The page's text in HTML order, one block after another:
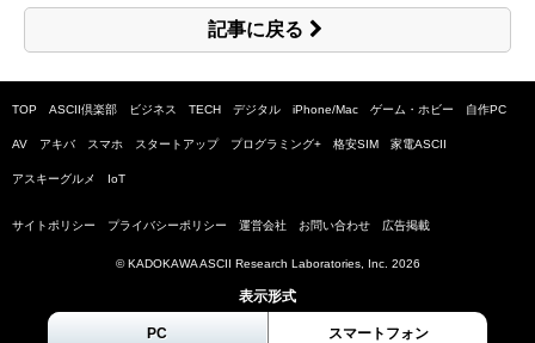
記事に戻る
TOP ASCII倶楽部 ビジネス TECH デジタル iPhone/Mac ゲーム・ホビー 自作PC
AV アキバ スマホ スタートアップ プログラミング+ 格安SIM 家電ASCII
アスキーグルメ IoT
サイトポリシー プライバシーポリシー 運営会社 お問い合わせ 広告掲載
© KADOKAWA ASCII Research Laboratories, Inc. 2026
表示形式
PC スマートフォン